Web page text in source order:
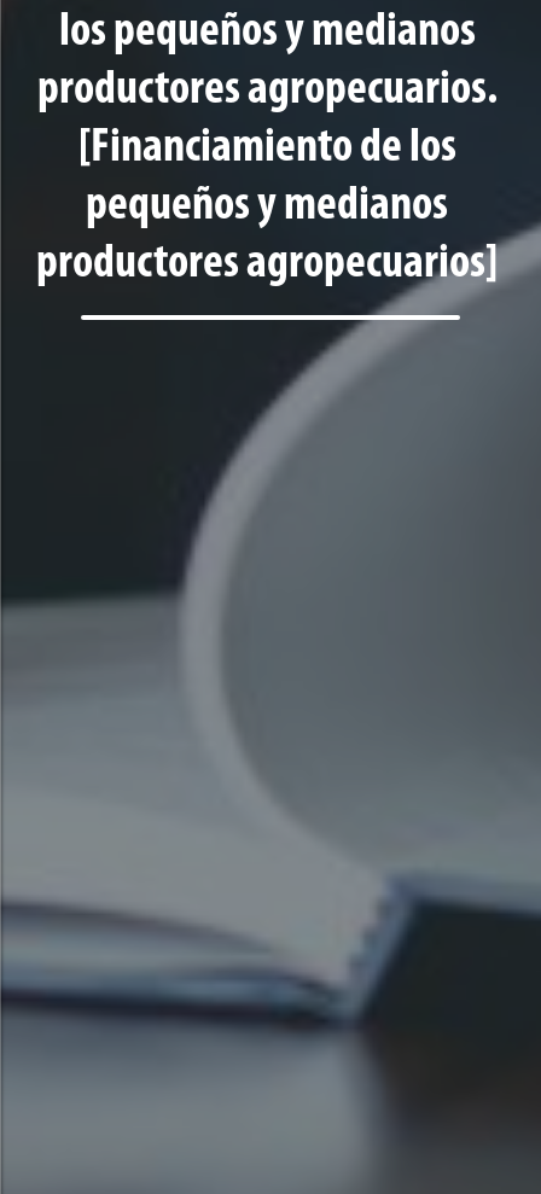
los pequeños y medianos
productores agropecuarios.
[Financiamiento de los
pequeños y medianos
productores agropecuarios]